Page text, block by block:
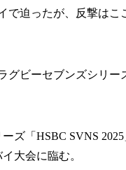
で迫ったが、反撃はこ
グビーセブンズシリ
ズ「HSBC SVNS
大会に臨む。